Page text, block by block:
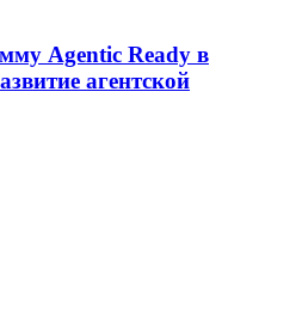
Agentic Ready в
агентской